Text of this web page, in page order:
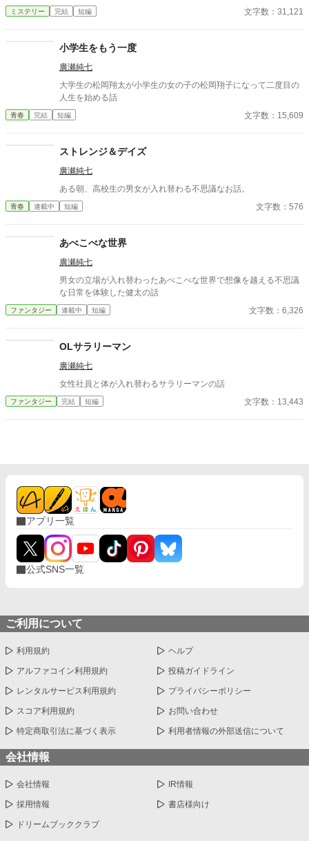
ミステリー 完結 短編 文字数：31,121
小学生をもう一度
廣瀬純七
大学生の松岡翔太が小学生の女の子の松岡翔子になって二度目の
人生を始める話
青春 完結 短編 文字数：15,609
ストレンジ＆デイズ
廣瀬純七
ある朝、高校生の男女が入れ替わる不思議なお話。
青春 連載中 短編 文字数：576
あべこべな世界
廣瀬純七
男女の立場が入れ替わったあべこべな世界で想像を越える不思議
な日常を体験した健太の話
ファンタジー 連載中 短編 文字数：6,326
OLサラリーマン
廣瀬純七
女性社員と体が入れ替わるサラリーマンの話
ファンタジー 完結 短編 文字数：13,443
アプリ一覧
公式SNS一覧
ご利用について
利用規約 ヘルプ
アルファコイン利用規約 投稿ガイドライン
レンタルサービス利用規約 プライバシーポリシー
スコア利用規約 お問い合わせ
特定商取引法に基づく表示 利用者情報の外部送信について
会社情報
会社情報 IR情報
採用情報 書店様向け
ドリームブッククラブ